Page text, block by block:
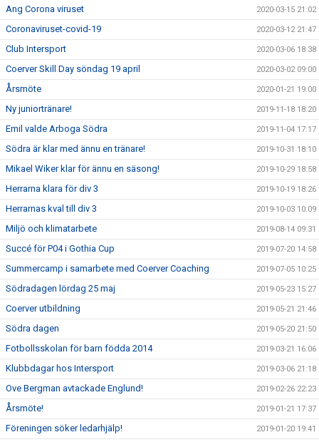
Ang Corona viruset 2020-03-15 21:02
Coronaviruset-covid-19 2020-03-12 21:47
Club Intersport 2020-03-06 18:38
Coerver Skill Day söndag 19 april 2020-03-02 09:00
Årsmöte 2020-01-21 19:00
Ny juniortränare! 2019-11-18 18:20
Emil valde Arboga Södra 2019-11-04 17:17
Södra är klar med ännu en tränare! 2019-10-31 18:10
Mikael Wiker klar för ännu en säsong! 2019-10-29 18:58
Herrarna klara för div 3 2019-10-19 18:26
Herrarnas kval till div 3 2019-10-03 10:09
Miljö och klimatarbete 2019-08-14 09:31
Succé för P04 i Gothia Cup 2019-07-20 14:58
Summercamp i samarbete med Coerver Coaching 2019-07-05 10:25
Södradagen lördag 25 maj 2019-05-23 15:27
Coerver utbildning 2019-05-21 21:46
Södra dagen 2019-05-20 21:50
Fotbollsskolan för barn födda 2014 2019-03-21 16:06
Klubbdagar hos Intersport 2019-03-06 21:18
Ove Bergman avtackade Englund! 2019-02-26 22:23
Årsmöte! 2019-01-21 17:37
Föreningen söker ledarhjälp! 2019-01-20 19:41